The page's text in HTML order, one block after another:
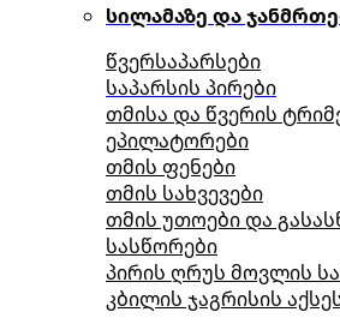
სილამაზე და
წვერსაპარსები
საპარსის პირები
თმისა და წვერის
ეპილატორები
თმის ფენები
თმის სახვევები
თმის უთოები და
სასწორები
პირის ღრუს მოვლის
კბილის ჯაგრისის